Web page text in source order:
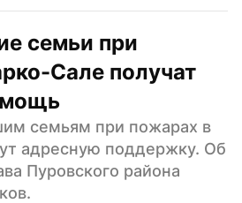
семьи при
Сале получат
семьям при пожарах в
адресную поддержку. Об
Пуровского района